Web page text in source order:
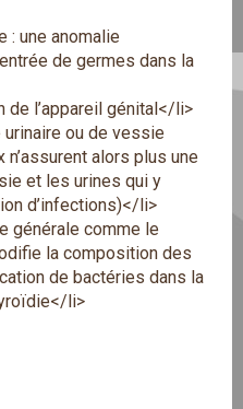
: une anomalie
de germes dans la
de l’appareil génital</li>
urinaire ou de vessie
alors plus une
et les urines qui y
d’infections)</li>
générale comme le
la composition des
de bactéries dans la
li>